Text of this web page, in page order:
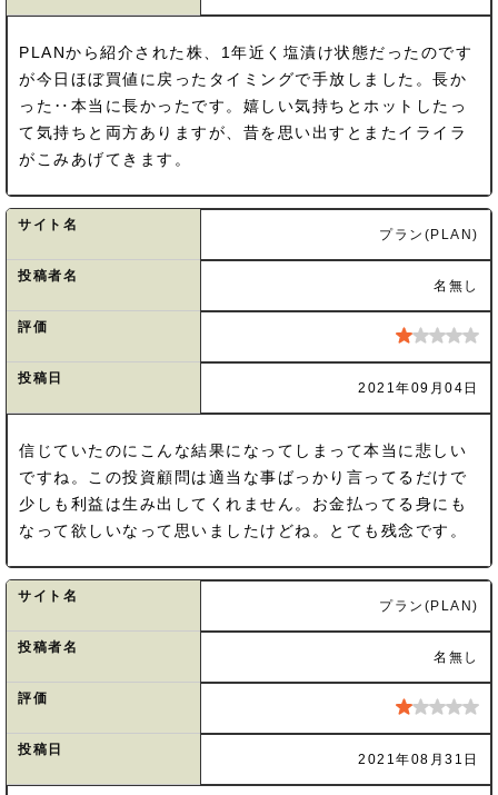
PLANから紹介された株、1年近く塩漬け状態だったのです
が今日ほぼ買値に戻ったタイミングで手放しました。長か
った‥本当に長かったです。嬉しい気持ちとホットしたっ
て気持ちと両方ありますが、昔を思い出すとまたイライラ
がこみあげてきます。
サイト名
プラン(PLAN)
投稿者名
名無し
評価
投稿日
2021年09月04日
信じていたのにこんな結果になってしまって本当に悲しい
ですね。この投資顧問は適当な事ばっかり言ってるだけで
少しも利益は生み出してくれません。お金払ってる身にも
なって欲しいなって思いましたけどね。とても残念です。
サイト名
プラン(PLAN)
投稿者名
名無し
評価
投稿日
2021年08月31日